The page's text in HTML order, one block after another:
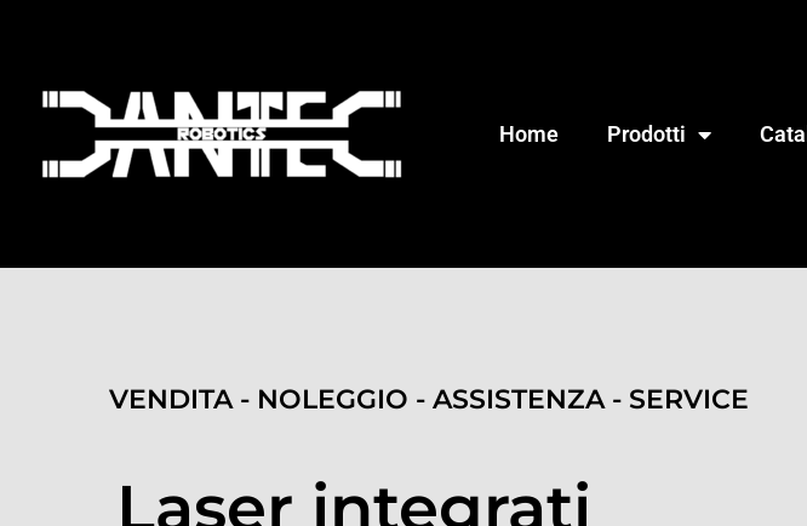
Home Prodotti
VENDITA - NOLEGGIO - ASSISTENZA - SERVICE
Laser integrati